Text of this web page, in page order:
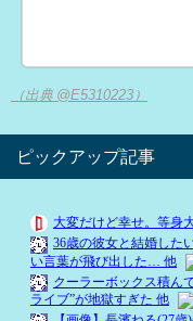
（出典 @E5310223）
ピックアップ記事